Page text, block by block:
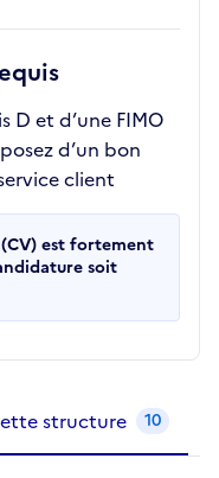
D et d’une FIMO
d’un bon
client
est fortement
soit
structure 10